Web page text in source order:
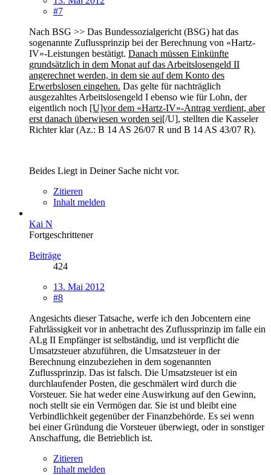
#7
Nach BSG >> Das Bundessozialgericht (BSG) hat das
sogenannte Zuflussprinzip bei der Berechnung von «Hartz-
IV»-Leistungen bestätigt. Danach müssen Einkünfte
grundsätzlich in dem Monat auf das Arbeitslosengeld II
angerechnet werden, in dem sie auf dem Konto des
Erwerbslosen eingehen. Das gelte für nachträglich
ausgezahltes Arbeitslosengeld I ebenso wie für Lohn, der
eigentlich noch [U]vor dem «Hartz-IV»-Antrag verdient, aber
erst danach überwiesen worden sei[/U], stellten die Kasseler
Richter klar (Az.: B 14 AS 26/07 R und B 14 AS 43/07 R).
Beides Liegt in Deiner Sache nicht vor.
Zitieren
Inhalt melden
Kai N
Fortgeschrittener
Beiträge
424
13. Mai 2012
#8
Angesichts dieser Tatsache, werfe ich den Jobcentern eine
Fahrlässigkeit vor in anbetracht des Zuflussprinzip im falle ein
ALg II Empfänger ist selbständig, und ist verpflicht die
Umsatzsteuer abzuführen, die Umsatzsteuer in der
Berechnung einzubeziehen in dem sogenannten
Zuflussprinzip. Das ist falsch. Die Umsatzsteuer ist ein
durchlaufender Posten, die geschmälert wird durch die
Vorsteuer. Sie hat weder eine Auswirkung auf den Gewinn,
noch stellt sie ein Vermögen dar. Sie ist und bleibt eine
Verbindlichkeit gegenüber der Finanzbehörde. Es sei wenn
bei einer Gründung die Vorsteuer überwiegt, oder in sonstiger
Anschaffung, die Betrieblich ist.
Zitieren
Inhalt melden